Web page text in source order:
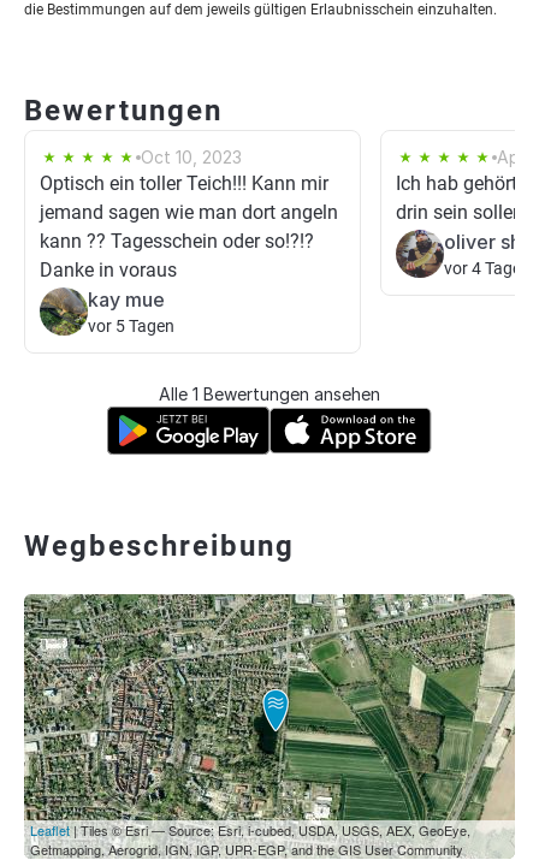
die Bestimmungen auf dem jeweils gültigen Erlaubnisschein einzuhalten.
Bewertungen
Oct 10, 2023
Optisch ein toller Teich!!! Kann mir
jemand sagen wie man dort angeln
kann ?? Tagesschein oder so!?!?
Danke in voraus
kay mue
vor 5 Tagen
Apr
Ich hab gehört
drin sein sollen
oliver shg
vor 4 Tagen
Alle 1 Bewertungen ansehen
Wegbeschreibung
Leaflet| Tiles © Esri — Source: Esri, i-cubed, USDA, USGS, AEX, GeoEye,
Getmapping, Aerogrid, IGN, IGP, UPR-EGP, and the GIS User Community